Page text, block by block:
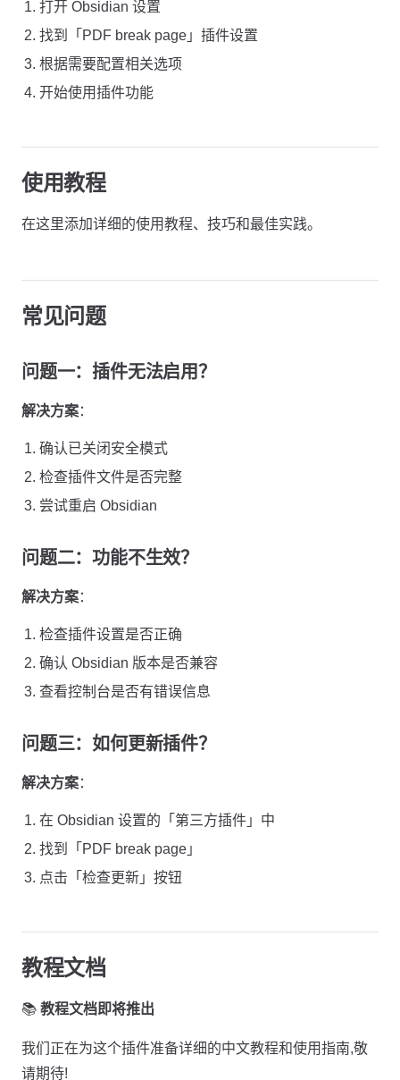
打开 Obsidian 设置
找到「PDF break page」插件设置
根据需要配置相关选项
开始使用插件功能
使用教程
在这里添加详细的使用教程、技巧和最佳实践。
常见问题
问题一：插件无法启用？
解决方案：
确认已关闭安全模式
检查插件文件是否完整
尝试重启 Obsidian
问题二：功能不生效？
解决方案：
检查插件设置是否正确
确认 Obsidian 版本是否兼容
查看控制台是否有错误信息
问题三：如何更新插件？
解决方案：
在 Obsidian 设置的「第三方插件」中
找到「PDF break page」
点击「检查更新」按钮
教程文档
📚 教程文档即将推出
我们正在为这个插件准备详细的中文教程和使用指南,敬
请期待!